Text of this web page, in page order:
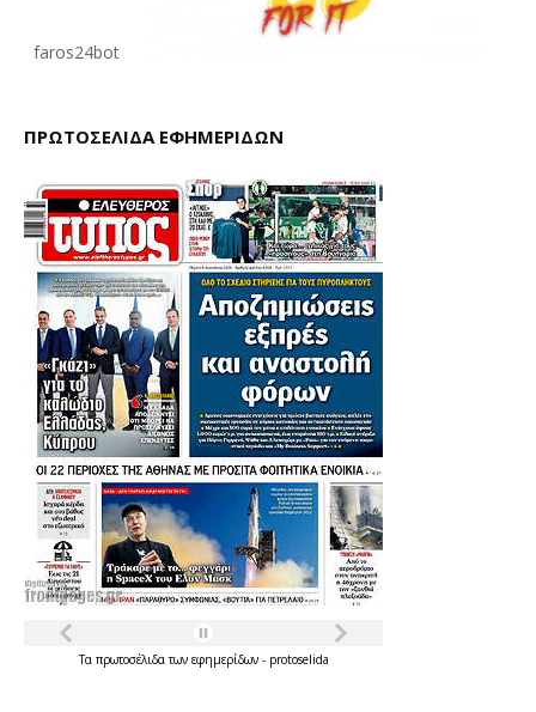
faros24bot
ΠΡΩΤΟΣΕΛΙΔΑ ΕΦΗΜΕΡΙΔΩΝ
Τα πρωτοσέλιδατων εφημερίδων - protoselida